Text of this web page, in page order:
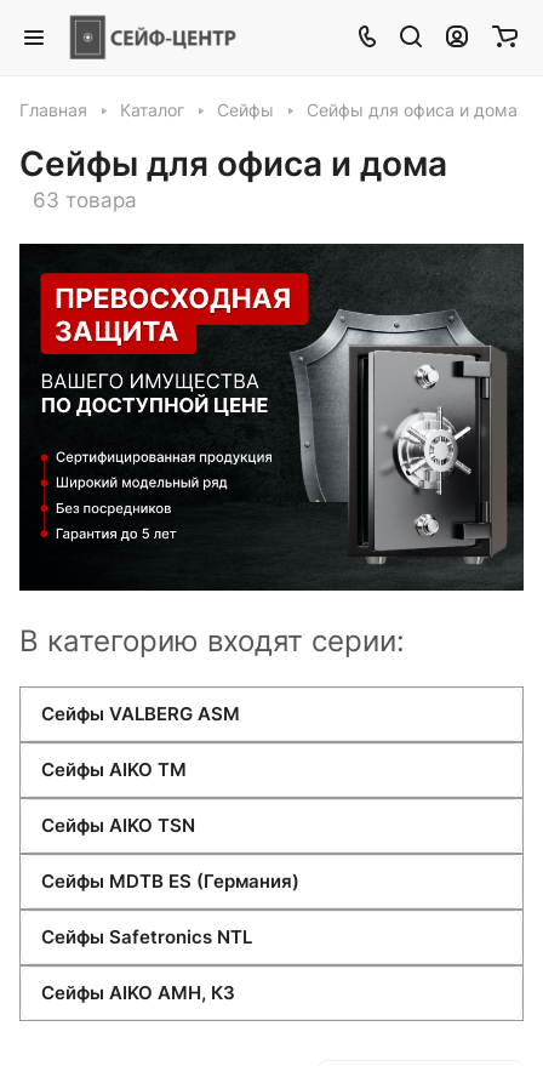
Главная Каталог Сейфы Сейфы для офиса и дома
Сейфы для офиса и дома
63 товара
В категорию входят серии:
Сейфы VALBERG ASM
Сейфы AIKO ТM
Сейфы AIKO ТSN
Сейфы MDTB ES (Германия)
Сейфы Safetronics NTL
Сейфы AIKO AMH, КЗ